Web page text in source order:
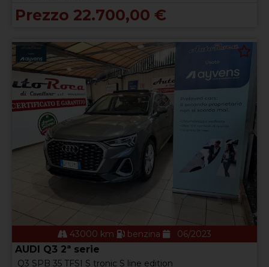
Prezzo 22.700,00 €
43000 km benzina 06/2023
AUDI Q3 2ª serie
Q3 SPB 35 TFSI S tronic S line edition